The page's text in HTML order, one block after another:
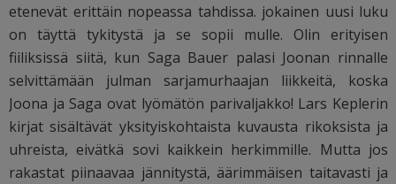
etenevät erittäin nopeassa tahdissa. jokainen uusi luku
on täyttä tykitystä ja se sopii mulle. Olin erityisen
fiiliksissä siitä, kun Saga Bauer palasi Joonan rinnalle
selvittämään julman sarjamurhaajan liikkeitä, koska
Joona ja Saga ovat lyömätön parivaljakko! Lars Keplerin
kirjat sisältävät yksityiskohtaista kuvausta rikoksista ja
uhreista, eivätkä sovi kaikkein herkimmille. Mutta jos
rakastat piinaavaa jännitystä, äärimmäisen taitavasti ja